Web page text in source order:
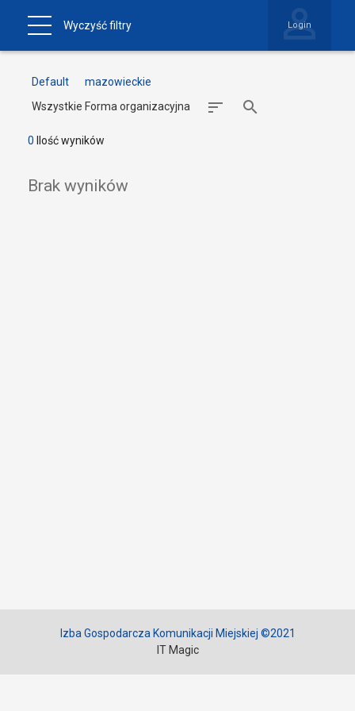
Wyczyść filtry Login
Default
mazowieckie
Wszystkie Forma organizacyjna
0 Ilość wyników
Brak wyników
Izba Gospodarcza Komunikacji Miejskiej ©2021
IT Magic